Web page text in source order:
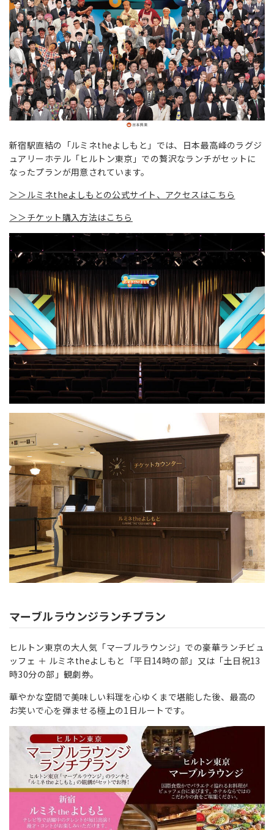
新宿駅直結の「ルミネtheよしもと」では、日本最高峰のラグジ
ュアリーホテル「ヒルトン東京」での贅沢なランチがセットに
なったプランが用意されています。
＞＞ルミネtheよしもとの公式サイト、アクセスはこちら
＞＞チケット購入方法はこちら
マーブルラウンジランチプラン
ヒルトン東京の大人気「マーブルラウンジ」での豪華ランチビュ
ッフェ ＋ ルミネtheよしもと 「平日14時の部」又は「土日祝13
時30分の部」 観劇券。
華やかな空間で美味しい料理を心ゆくまで堪能した後、最高の
お笑いで心を弾ませる極上の1日ルートです。